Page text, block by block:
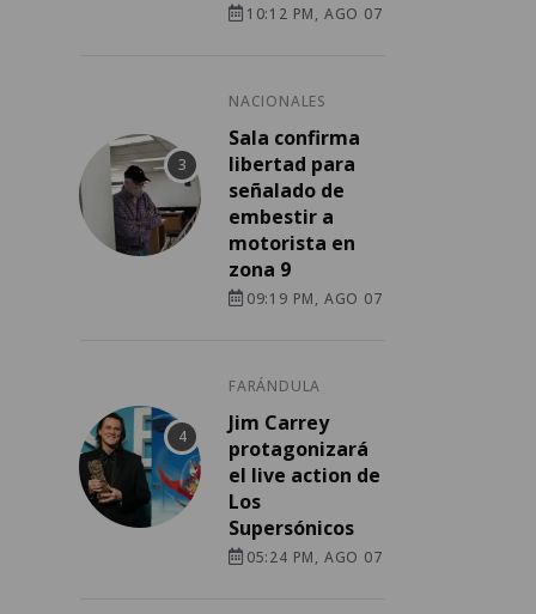
10:12 PM, AGO 07
NACIONALES
Sala confirma
libertad para
señalado de
embestir a
motorista en
zona 9
09:19 PM, AGO 07
FARÁNDULA
Jim Carrey
protagonizará
el live action de
Los
Supersónicos
05:24 PM, AGO 07